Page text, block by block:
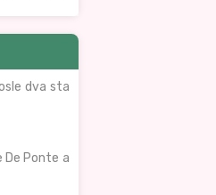
dva sta
De Ponte a